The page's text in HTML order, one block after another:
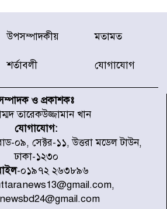
দেশে ভারি বৃষ্টির সতর্কবার্তা, ১০
জেলায় বন্যার পূর্বাভাস
স্থাপনের উদ্যোগ চান মিয়া ব্যাপারীর
৭ জেলায় ঝোড়ো হাওয়াসহ বজ্রবৃষ্টির
শঙ্কা
বগুড়া ও সিলেটে সড়ক দুর্ঘটনায় নিহত
১৫
উপসম্পাদকীয় মতামত
শর্তাবলী যোগাযোগ
ও প্রকাশকঃ
তারেকউজ্জামান খান
যোগাযোগ:
০৯, সেক্টর-১১, উত্তরা মডেল টাউন,
ঢাকা-১২৩০
-০১৯৭২ ২৬৩৮৯৬